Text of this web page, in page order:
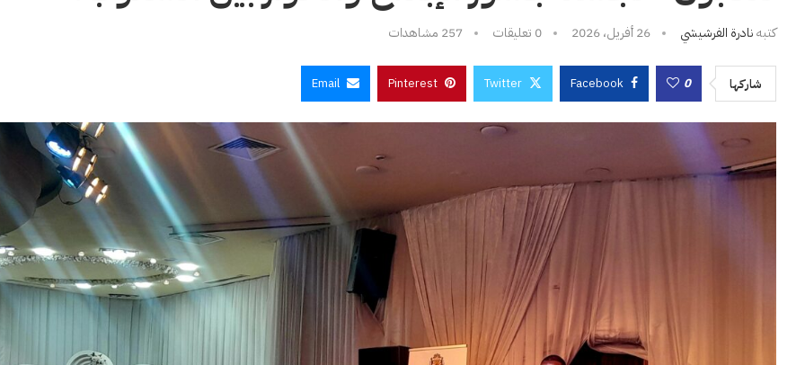
كتبهنادرة الفرشيشي 26 أفريل، 2026 0 تعليقات 257 مشاهدات
شاركها 0
Facebook
Twitter
Pinterest
Email